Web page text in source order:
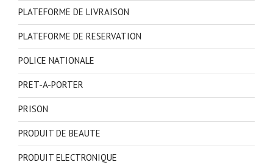
PLATEFORME DE LIVRAISON
PLATEFORME DE RESERVATION
POLICE NATIONALE
PRET-A-PORTER
PRISON
PRODUIT DE BEAUTE
PRODUIT ELECTRONIQUE